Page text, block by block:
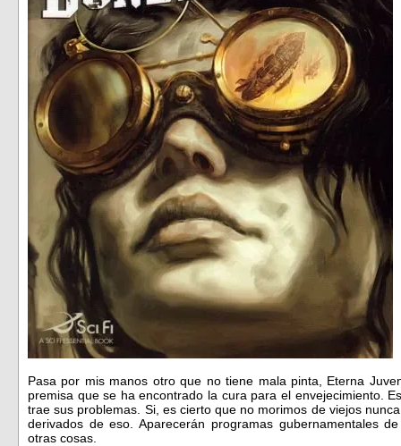
Pasa por mis manos otro que no tiene mala pinta, Eterna
premisa que se ha encontrado la cura para el envejecimiento.
trae sus problemas. Si, es cierto que no morimos de viejos
derivados de eso. Aparecerán programas gubernamentales
otras cosas.